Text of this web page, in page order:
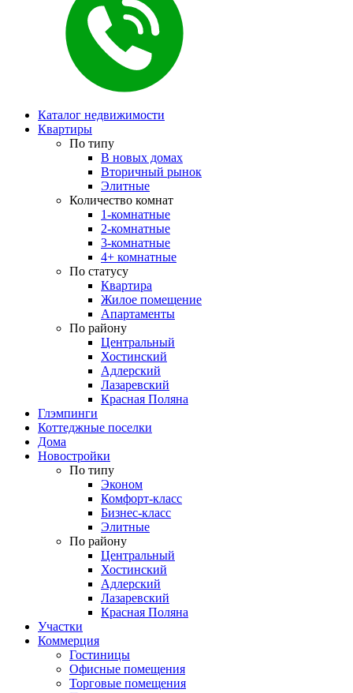
Каталог недвижимости
Квартиры
По типу
В новых домах
Вторичный рынок
Элитные
Количество комнат
1-комнатные
2-комнатные
3-комнатные
4+ комнатные
По статусу
Квартира
Жилое помещение
Апартаменты
По району
Центральный
Хостинский
Адлерский
Лазаревский
Красная Поляна
Глэмпинги
Коттеджные поселки
Дома
Новостройки
По типу
Эконом
Комфорт-класс
Бизнес-класс
Элитные
По району
Центральный
Хостинский
Адлерский
Лазаревский
Красная Поляна
Участки
Коммерция
Гостиницы
Офисные помещения
Торговые помещения